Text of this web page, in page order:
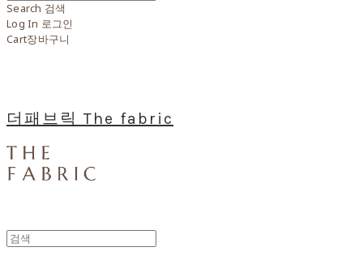
Search 검색
Log In 로그인
Cart장바구니
더패브릭 The fabric